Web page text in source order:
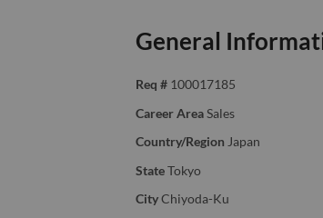
General
Req # 100017185
Career Area Sales
Country/Region Japan
State Tokyo
City Chiyoda-Ku